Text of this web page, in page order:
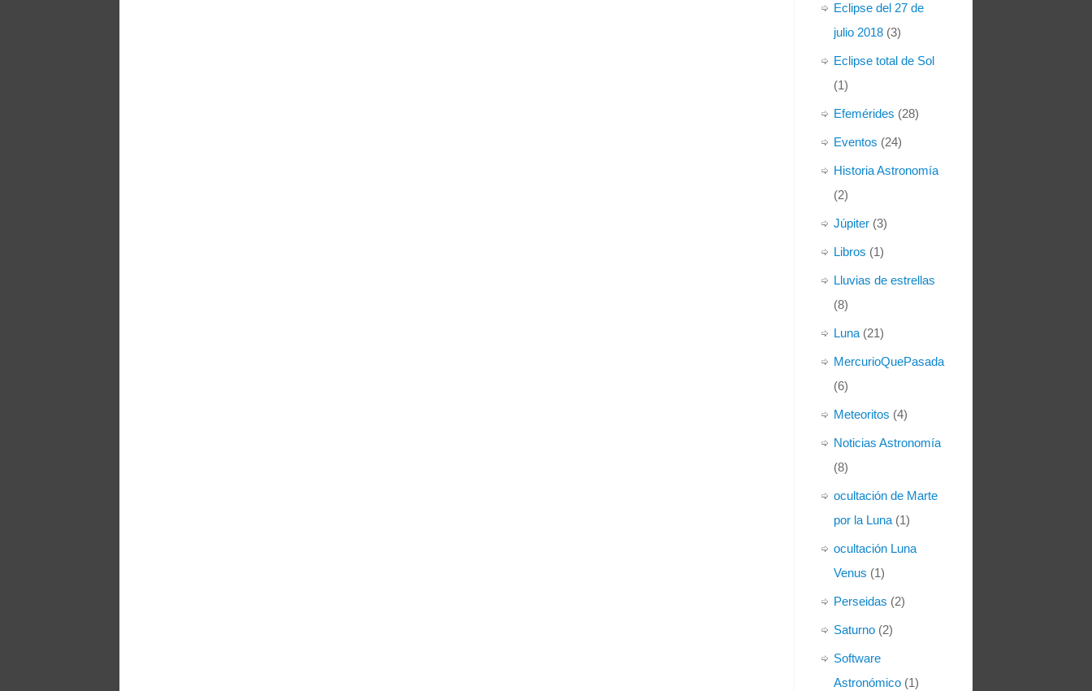
Eclipse del 27 de
julio 2018 (3)
Eclipse total de Sol
(1)
Efemérides (28)
Eventos (24)
Historia Astronomía
(2)
Júpiter (3)
Libros (1)
Lluvias de estrellas
(8)
Luna (21)
MercurioQuePasada
(6)
Meteoritos (4)
Noticias Astronomía
(8)
ocultación de Marte
por la Luna (1)
ocultación Luna
Venus (1)
Perseidas (2)
Saturno (2)
Software
Astronómico (1)